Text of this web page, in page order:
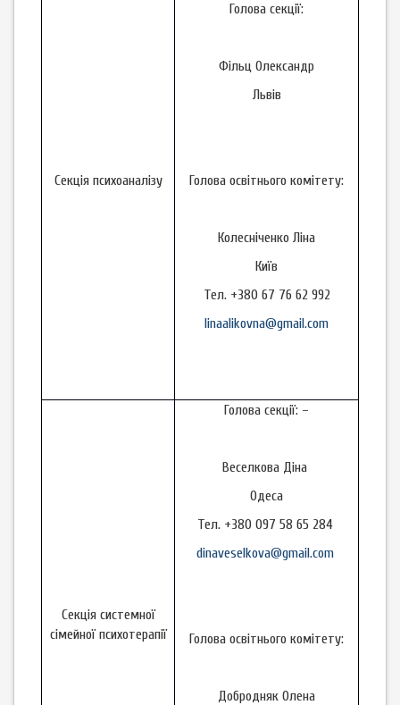
Секція психоаналізу
Голова секції:
Фільц Олександр
Львів
Голова освітнього комітету:
Колесніченко Ліна
Київ
Тел. +380 67 76 62 992
linaalikovna@gmail.com
Секція системної
сімейної психотерапії
Голова секції: –
Веселкова Діна
Одеса
Тел. +380 097 58 65 284
dinaveselkova@gmail.com
Голова освітнього комітету:
Добродняк Олена